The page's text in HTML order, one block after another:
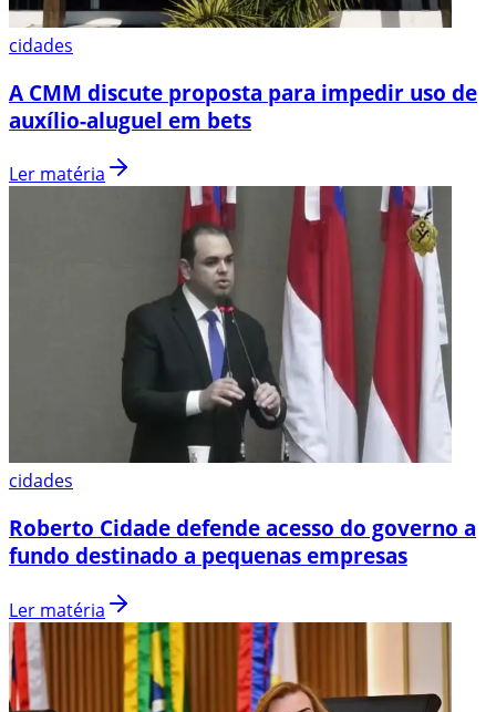
cidades
A CMM discute proposta para impedir uso de
auxílio-aluguel em bets
Ler matéria
cidades
Roberto Cidade defende acesso do governo a
fundo destinado a pequenas empresas
Ler matéria